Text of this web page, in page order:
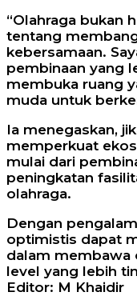
“Olahraga bukan
tentang
kebersamaan.
pembinaan yang
membuka ruang
muda untuk
Ia menegaskan,
memperkuat
mulai dari
peningkatan
olahraga.
Dengan
optimistis dapat
dalam membawa
level yang lebih
Editor: M Khaidir